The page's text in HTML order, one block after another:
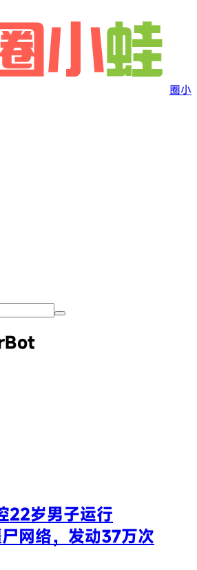
圈小
22岁男子运行
网络，发动37万次